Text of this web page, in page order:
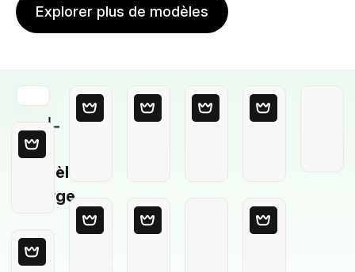
Explorer plus de modèles
Modèle
Vierge